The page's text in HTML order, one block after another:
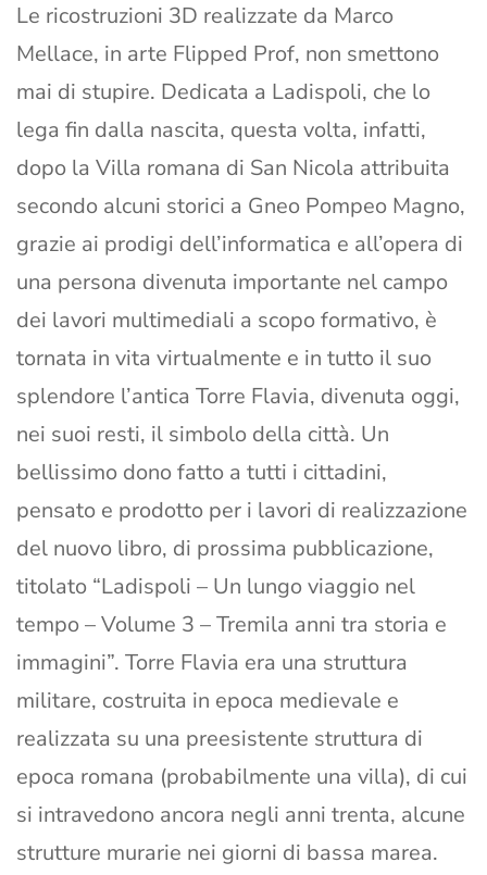
Le ricostruzioni 3D realizzate da Marco
Mellace, in arte Flipped Prof, non smettono
mai di stupire. Dedicata a Ladispoli, che lo
lega fin dalla nascita, questa volta, infatti,
dopo la Villa romana di San Nicola attribuita
secondo alcuni storici a Gneo Pompeo Magno,
grazie ai prodigi dell’informatica e all’opera di
una persona divenuta importante nel campo
dei lavori multimediali a scopo formativo, è
tornata in vita virtualmente e in tutto il suo
splendore l’antica Torre Flavia, divenuta oggi,
nei suoi resti, il simbolo della città. Un
bellissimo dono fatto a tutti i cittadini,
pensato e prodotto per i lavori di realizzazione
del nuovo libro, di prossima pubblicazione,
titolato “Ladispoli – Un lungo viaggio nel
tempo – Volume 3 – Tremila anni tra storia e
immagini”. Torre Flavia era una struttura
militare, costruita in epoca medievale e
realizzata su una preesistente struttura di
epoca romana (probabilmente una villa), di cui
si intravedono ancora negli anni trenta, alcune
strutture murarie nei giorni di bassa marea.